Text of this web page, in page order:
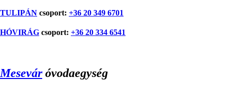
TULIPÁN csoport: +36 20 349 6701
HÓVIRÁG csoport: +36 20 334 6541
Meseváróvodaegység